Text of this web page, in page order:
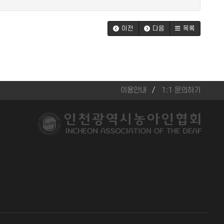
이전 다음 목록
이용안내 1:1 문의하기